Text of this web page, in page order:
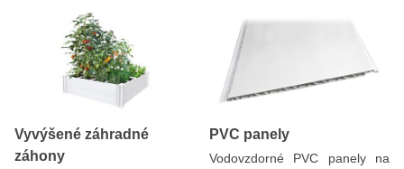
Vyvýšené záhradné
záhony
PVC panely
Vodovzdorné PVC panely na